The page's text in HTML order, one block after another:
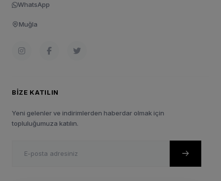
WhatsApp
Muğla
BIZE KATILIN
Yeni gelenler ve indirimlerden haberdar olmak için
topluluğumuza katılın.